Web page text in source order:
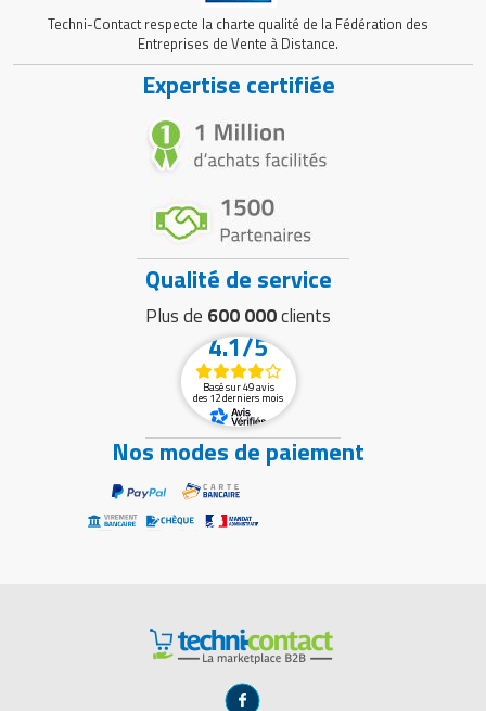
Techni-Contact respecte la charte qualité de la Fédération des
Entreprises de Vente à Distance.
Expertise certifiée
Qualité de service
Plus de 600 000clients
4.1/5
Basé sur 49 avis
des 12 derniers mois
Nos modes de paiement